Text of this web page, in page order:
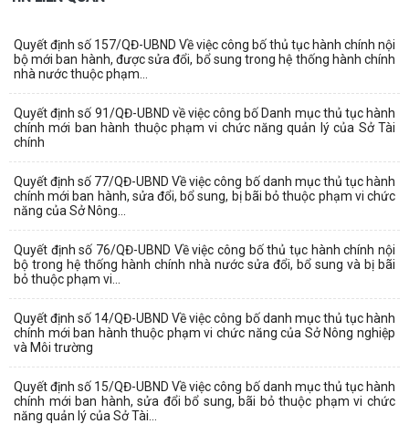
Quyết định số 157/QĐ-UBND Về việc công bố thủ tục hành chính nội
bộ mới ban hành, được sửa đổi, bổ sung trong hệ thống hành chính
nhà nước thuộc phạm...
Quyết định số 91/QĐ-UBND về việc công bố Danh mục thủ tục hành
chính mới ban hành thuộc phạm vi chức năng quản lý của Sở Tài
chính
Quyết định số 77/QĐ-UBND Về việc công bố danh mục thủ tục hành
chính mới ban hành, sửa đổi, bổ sung, bị bãi bỏ thuộc phạm vi chức
năng của Sở Nông...
Quyết định số 76/QĐ-UBND Về việc công bố thủ tục hành chính nội
bộ trong hệ thống hành chính nhà nước sửa đổi, bổ sung và bị bãi
bỏ thuộc phạm vi...
Quyết định số 14/QĐ-UBND Về việc công bố danh mục thủ tục hành
chính mới ban hành thuộc phạm vi chức năng của Sở Nông nghiệp
và Môi trường
Quyết định số 15/QĐ-UBND Về việc công bố danh mục thủ tục hành
chính mới ban hành, sửa đổi bổ sung, bãi bỏ thuộc phạm vi chức
năng quản lý của Sở Tài...